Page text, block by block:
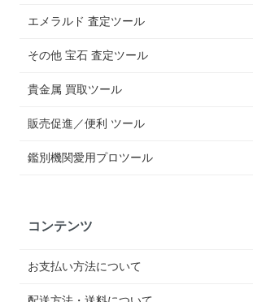
エメラルド 査定ツール
その他 宝石 査定ツール
貴金属 買取ツール
販売促進／便利 ツール
鑑別機関愛用プロツール
コンテンツ
お支払い方法について